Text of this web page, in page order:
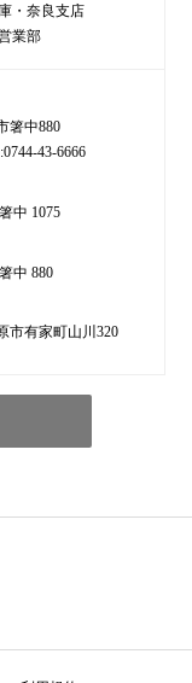
・奈良支店
業部
箸中880
43-6666
中 1075
中 880
市有家町山川320